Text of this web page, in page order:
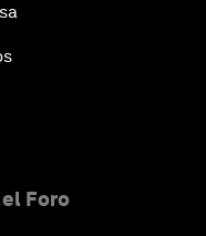
Foro